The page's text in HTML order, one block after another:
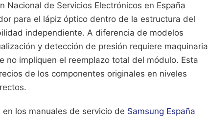
Nacional de Servicios Electrónicos en España
para el lápiz óptico dentro de la estructura del
independiente. A diferencia de modelos
y detección de presión requiere maquinaria
no impliquen el reemplazo total del módulo. Esta
de los componentes originales en niveles
los manuales de servicio de Samsung España